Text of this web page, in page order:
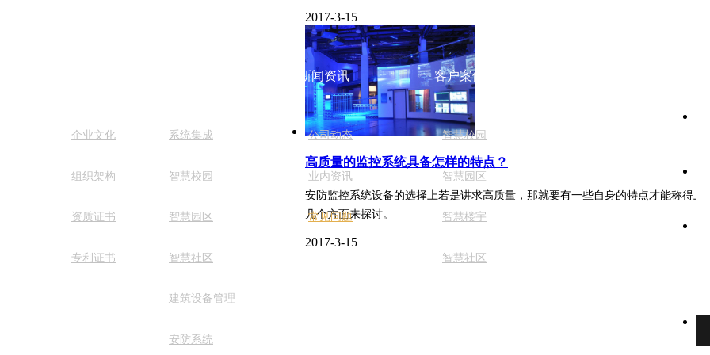
2017-3-15
高质量的监控系统具备怎样的特点？
安防监控系统设备的选择上若是讲求高质量，那就要有一些自身的特点才能称得
几个方面来探讨。
2017-3-15
企业文化
组织架构
资质证书
专利证书
新闻资讯
系统集成
智慧校园
智慧园区
智慧社区
建筑设备管理
安防系统
公司动态
业内资讯
常见问题
客户案例
智慧校园
智慧园区
智慧楼宇
智慧社区